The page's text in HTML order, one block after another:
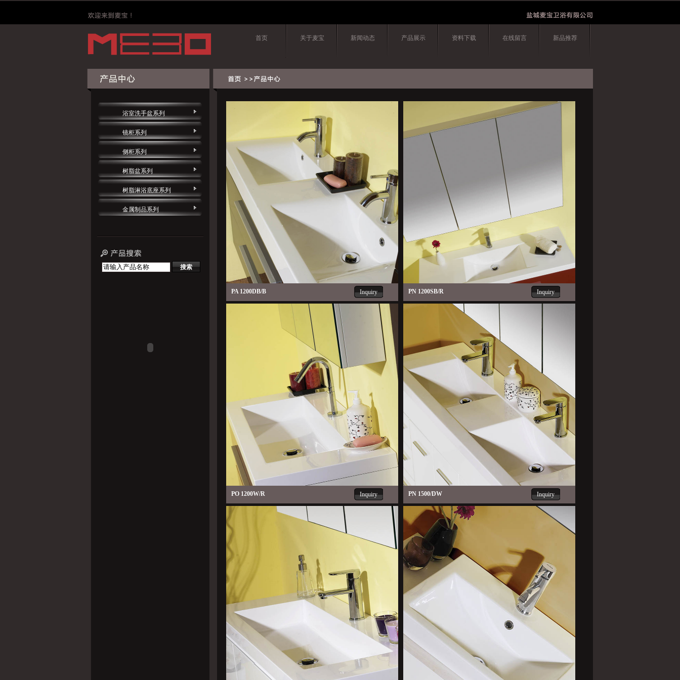
首页 关于麦宝 新闻动态 产品展示 资料下载 在线留言 新品推荐
联系我们
浴室洗手盆系列
镜柜系列
侧柜系列
树脂盆系列
树脂淋浴底座系列
金属制品系列
PA 1200DB/B Inquiry PN 1200SB/R Inquiry
PO 1200W/R Inquiry PN 1500/DW Inquiry